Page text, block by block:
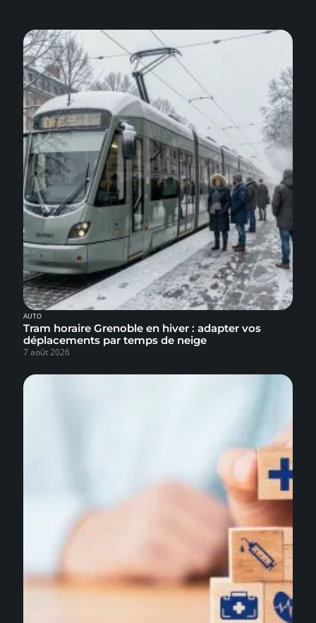
AUTO
Tram horaire Grenoble en hiver : adapter vos
déplacements par temps de neige
7 août 2026